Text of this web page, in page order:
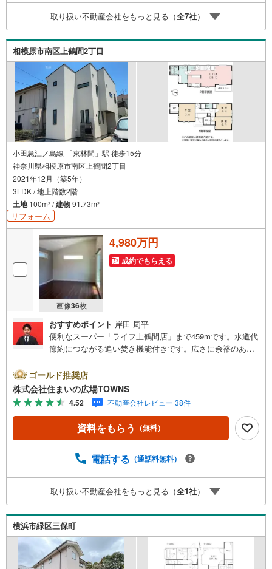
後から始まる【住宅ローン返済】65歳以上から必要になる
【老後の費用負担】住宅探しの【このタイミング】で不安
な部分を明確にしていきませんか？？ --------------
取り扱い不動産会社をもっと見る（全7社）
相模原市南区上鶴間2丁目
小田急江ノ島線 「東林間」駅 徒歩15分
神奈川県相模原市南区上鶴間2丁目
2021年12月（築5年）
3LDK / 地上階数2階
土地100m2 /建物91.73m2
リフォーム
画像36枚
4,980万円
成約でもらえる
おすすめポイント 岸田 周平
便利なスーパー「ライフ上鶴間店」まで459mです。水道代
節約につながる追い焚き機能付きです。広さに余裕のある
す。複層ガラスは、冷暖房効率アップで節約に貢献できま
す。築浅物件になっているため、内外装にこだわりのある
方にもおすすめです。TVインターホン付きでお子様のお留
守番も安心です。建物面積91.73平米もあるので有効活用し
ましょう。【年中無休/9:00～21:00】人気物件は特にお問
い合わせが集中するため、お早めにお電話下さい。「室
ムーズです。■その他、各種ご相談も承っております。○住
いの広場TOWNSからお客様へ経験豊富なスタッフが親身に
なってお客様に合った物件をご紹介させて頂きます！ /他社
様掲載物件も併せてご紹介可能ですのでお気軽にお問い合
わせ下さい♪駐車場もございますので、お車でのお越しも
大歓迎です！
ゴールド推奨店
株式会社住まいの広場TOWNS
4.52 不動産会社レビュー 38件
資料をもらう （無料）
電話する （通話料無料）
取り扱い不動産会社をもっと見る（全1社）
横浜市緑区三保町